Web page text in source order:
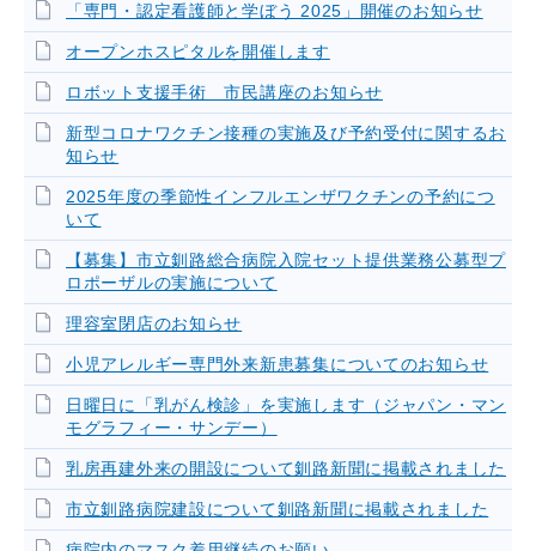
「専門・認定看護師と学ぼう 2025」開催のお知らせ
オープンホスピタルを開催します
ロボット支援手術 市民講座のお知らせ
新型コロナワクチン接種の実施及び予約受付に関するお
知らせ
2025年度の季節性インフルエンザワクチンの予約につ
いて
【募集】市立釧路総合病院入院セット提供業務公募型プ
ロポーザルの実施について
理容室閉店のお知らせ
小児アレルギー専門外来新患募集についてのお知らせ
日曜日に「乳がん検診」を実施します（ジャパン・マン
モグラフィー・サンデー）
乳房再建外来の開設について釧路新聞に掲載されました
市立釧路病院建設について釧路新聞に掲載されました